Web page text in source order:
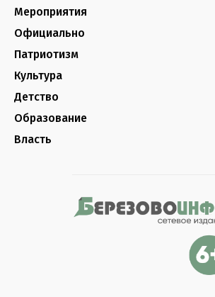
Мероприятия
Официально
Патриотизм
Культура
Детство
Образование
Власть